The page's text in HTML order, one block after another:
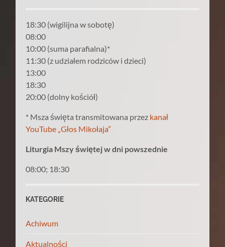
18:30 (wigilijna w sobotę)
08:00
10:00 (suma parafialna)*
11:30 (z udziałem rodziców i dzieci)
13:00
18:30
20:00 (dolny kościół)
* Msza święta transmitowana przez kanał
YouTube „Głos Mikołaja”
Liturgia Mszy świętej w dni powszednie
08:00; 18:30
KATEGORIE
Achiwum
Aktualności